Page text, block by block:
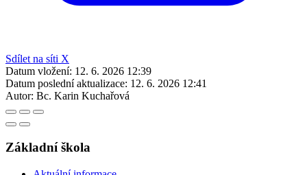
Sdílet na síti X
Datum vložení: 12. 6. 2026 12:39
Datum poslední aktualizace: 12. 6. 2026 12:41
Autor: Bc. Karin Kuchařová
Základní škola